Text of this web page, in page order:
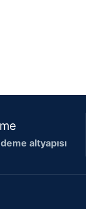
altyapısı